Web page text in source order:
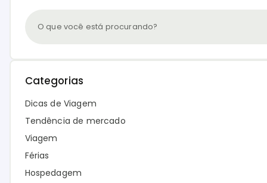
Categorias
Dicas de Viagem
Tendência de mercado
Viagem
Férias
Hospedagem